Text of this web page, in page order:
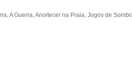
A Guerra, Anoitecer na Praia, Jogos de